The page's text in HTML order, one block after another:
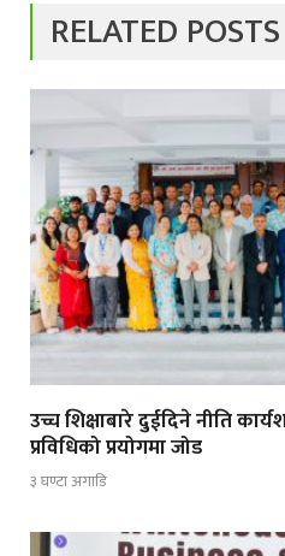
RELATED POSTS
उच्च शिक्षाबारे दुईदिने नीति
प्रविधिको प्रयोगमा जोड
३ घण्टा अगाडि